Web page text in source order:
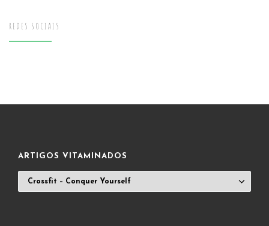
REDES SOCIAIS
ARTIGOS VITAMINADOS
VITAMINADOS